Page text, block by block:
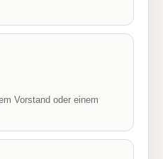
Vorstand oder einem